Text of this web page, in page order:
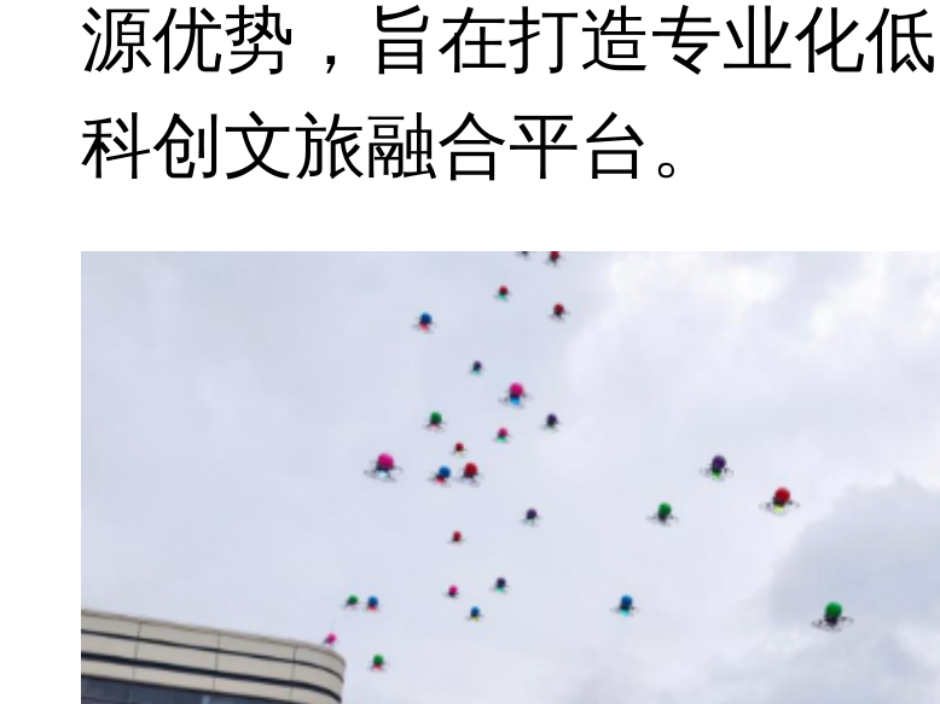
源优势，旨在打造专业化
科创文旅融合平台。